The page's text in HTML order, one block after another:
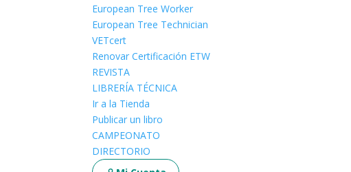
European Tree Worker
European Tree Technician
VETcert
Renovar Certificación ETW
REVISTA
LIBRERÍA TÉCNICA
Ir a la Tienda
Publicar un libro
CAMPEONATO
DIRECTORIO